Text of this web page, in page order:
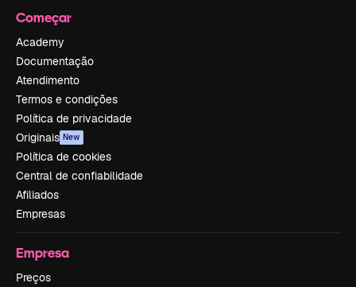
Começar
Academy
Documentação
Atendimento
Termos e condições
Política de privacidade
Originais New
Política de cookies
Central de confiabilidade
Afiliados
Empresas
Empresa
Preços